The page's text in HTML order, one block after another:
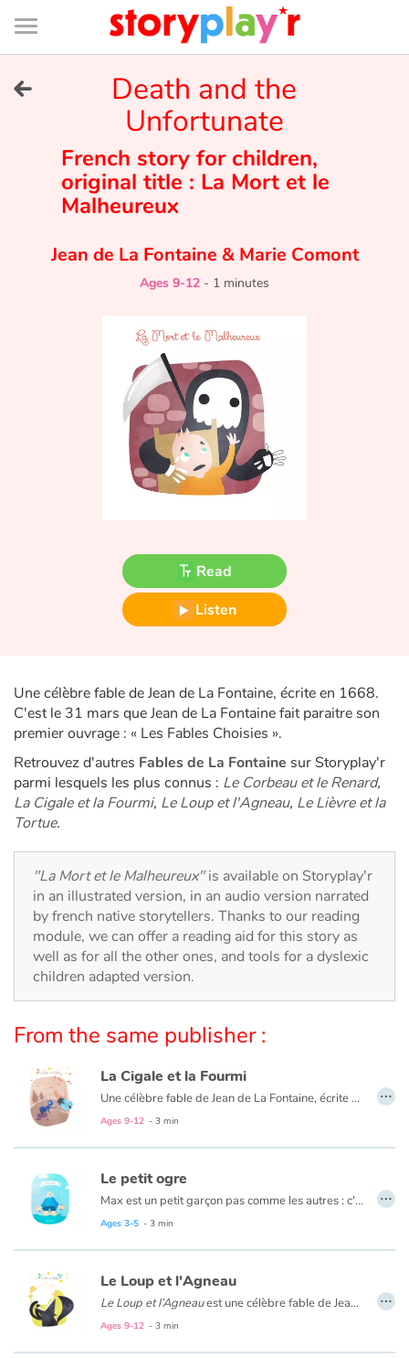
Connexion
Bibliothèque
de
page
Try for free
Tales and classics in french
Fable, myth, literature and poetry
Princesses and princes, kings, queens and dragons
Heroines and Heroes
Ecology, nature, seasons
Travel, epic, investigation, adventure
Around the world
Learning
Arts, space, activities
Documentaries
With the family
Daily life and hobbies
At school
Festivals and events
Love and friendship
Emotions and feelings
Formats and illustrations
Catalogue anglais
Contraste +
Death and the
Unfortunate
French story for children,
original title : La Mort et le
Malheureux
Jean de La Fontaine &Marie Comont
Ages 9-12 - 1 minutes
Read
Listen
Une célèbre fable de Jean de La Fontaine, écrite en 1668.
C'est le 31 mars que Jean de La Fontaine fait paraitre son
premier ouvrage : « Les Fables Choisies ».
Retrouvez d'autres Fables de La Fontaine sur Storyplay'r
parmi lesquels les plus connus : Le Corbeau et le Renard,
La Cigale et la Fourmi, Le Loup et l'Agneau, Le Lièvre et la
Tortue.
"La Mort et le Malheureux"is available on Storyplay'r
in an illustrated version, in an audio version narrated
by french native storytellers. Thanks to our reading
module, we can offer a reading aid for this story as
well as for all the other ones, and tools for a dyslexic
children adapted version.
From the same publisher :
La Cigale et la Fourmi
Une célèbre fable de Jean de La Fontaine, écrite en 1668. C'est le 31 mars que Jean de La Fontaine fait paraitre son premier ouvrage : « Les Fables Choisies ».
Ages 9-12 - 3 min
…
Le petit ogre
Max est un petit garçon pas comme les autres : c'est un ogre qui habite Paris. Quand l'été arrive et que la capitate est vidée de ses habitants, il peut enfin donner libre cours à ses moindres folies ! Il aime faire des chateaux de sables gigantesques dans les jardins de Tuileries, le périphérique devient un circuit géant pour ses voitures téléguidées, bref son imagination n'a pas de limites !
Ages 3-5 - 3 min
…
Le Loup et l'Agneau
Le Loup et l’Agneauest une célèbre fable de Jean de La Fontaine qui conte l’histoire d’un loup affamé et d’un agneau qui cherche à se désaltérer. La fabuliste critique ici la justice comme symbole de la violence et de la force : « La raison du plus fort est toujours la meilleure ».
Ages 9-12 - 3 min
…